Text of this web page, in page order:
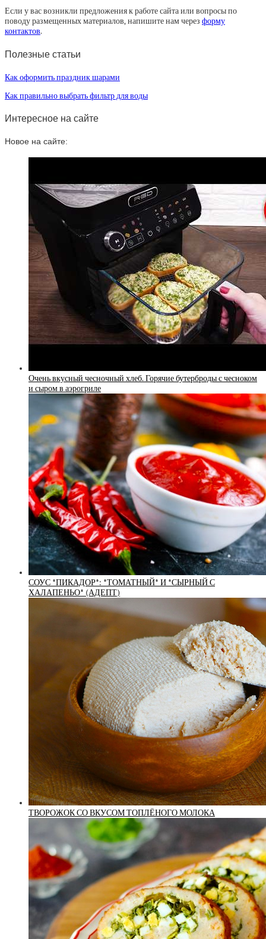
Если у вас возникли предложения к работе сайта или вопросы по
поводу размещенных материалов, напишите нам через форму
контактов.
Полезные статьи
Как оформить праздник шарами
Как правильно выбрать фильтр для воды
Интересное на сайте
Новое на сайте:
Очень вкусный чесночный хлеб. Горячие бутерброды с чесноком
и сыром в аэрогриле
СОУС *ПИКАДОР*: *ТОМАТНЫЙ* И *СЫРНЫЙ С
ХАЛАПЕНЬО* (АДЕПТ)
ТВОРОЖОК СО ВКУСОМ ТОПЛЁНОГО МОЛОКА